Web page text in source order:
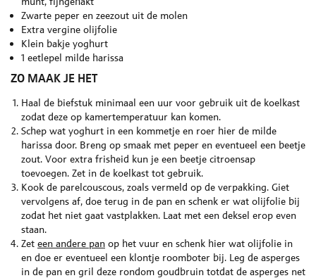
Zwarte peper en zeezout uit de molen
Extra vergine olijfolie
Klein bakje yoghurt
1 eetlepel milde harissa
ZO MAAK JE HET
Haal de biefstuk minimaal een uur voor gebruik uit de koelkast
zodat deze op kamertemperatuur kan komen.
Schep wat yoghurt in een kommetje en roer hier de milde
harissa door. Breng op smaak met peper en eventueel een beetje
zout. Voor extra frisheid kun je een beetje citroensap
toevoegen. Zet in de koelkast tot gebruik.
Kook de parelcouscous, zoals vermeld op de verpakking. Giet
vervolgens af, doe terug in de pan en schenk er wat olijfolie bij
zodat het niet gaat vastplakken. Laat met een deksel erop even
staan.
Zet een andere pan op het vuur en schenk hier wat olijfolie in
en doe er eventueel een klontje roomboter bij. Leg de asperges
in de pan en gril deze rondom goudbruin totdat de asperges net